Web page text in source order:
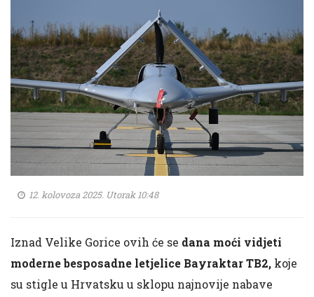
12. kolovoza 2025. Utorak 10:48
Iznad Velike Gorice ovih će se dana moći vidjeti
moderne besposadne letjelice Bayraktar TB2, koje
su stigle u Hrvatsku u sklopu najnovije nabave